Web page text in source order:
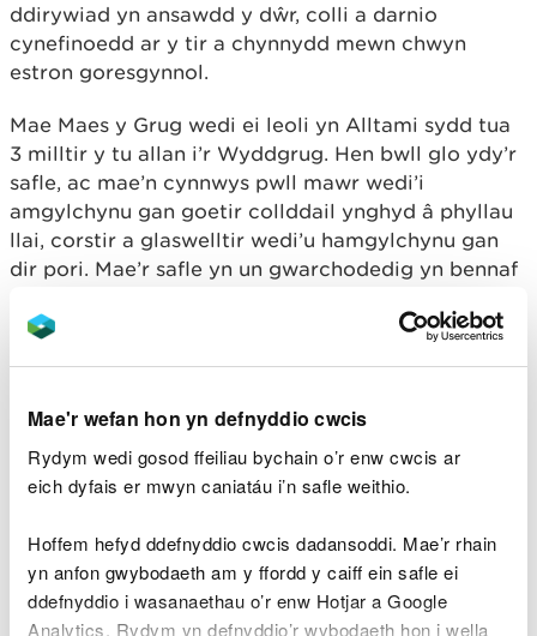
Mae'r wefan hon yn defnyddio cwcis
Rydym wedi gosod ffeiliau bychain o’r enw cwcis ar
eich dyfais er mwyn caniatáu i’n safle weithio.
Hoffem hefyd ddefnyddio cwcis dadansoddi. Mae’r rhain
yn anfon gwybodaeth am y ffordd y caiff ein safle ei
ddefnyddio i wasanaethau o’r enw Hotjar a Google
Analytics. Rydym yn defnyddio’r wybodaeth hon i wella
ddirywiad yn ansawdd y dŵr, colli a darnio
cynefinoedd ar y tir a chynnydd mewn chwyn
estron goresgynnol.
Mae Maes y Grug wedi ei leoli yn Alltami sydd tua
3 milltir y tu allan i’r Wyddgrug. Hen bwll glo ydy’r
safle, ac mae’n cynnwys pwll mawr wedi’i
amgylchynu gan goetir collddail ynghyd â phyllau
llai, corstir a glaswelltir wedi’u hamgylchynu gan
dir pori. Mae’r safle yn un gwarchodedig yn bennaf
Cefnogir y gwaith hwn gan Gronfa Rhwydweithiau
uchelgais i gryfhau gwytnwch rhwydwaith Cymru o
safleoedd gwarchodedig ar y tir a’r môr, gan
gefnogi adferiad byd natur ac annog ymgysylltiad
â chymunedau.
Bydd y prosiect hwn yn cael ei amlygu ddydd
Gwener yma (22 Mawrth) yn y bennod ddiweddaraf
o Coast and Country gan ITV Cymru.